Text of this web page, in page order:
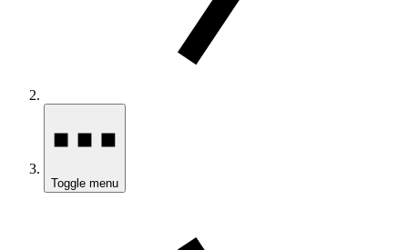
Toggle menu